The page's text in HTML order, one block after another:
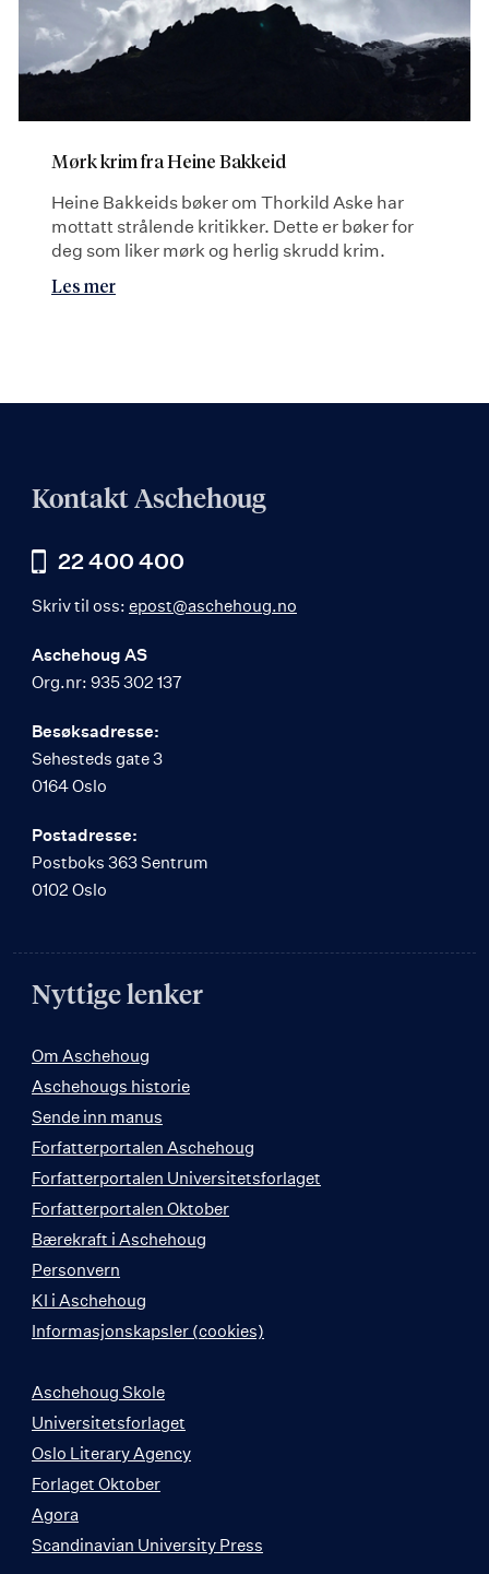
Mørk krim fra Heine Bakkeid
Heine Bakkeids bøker om Thorkild Aske har
mottatt strålende kritikker. Dette er bøker for
deg som liker mørk og herlig skrudd krim.
Les mer
Kontakt Aschehoug
22 400 400
Skriv til oss: epost@aschehoug.no
Aschehoug AS
Org.nr: 935 302 137
Besøksadresse:
Sehesteds gate 3
0164 Oslo
Postadresse:
Postboks 363 Sentrum
0102 Oslo
Nyttige lenker
Om Aschehoug
Aschehougs historie
Sende inn manus
Forfatterportalen Aschehoug
Forfatterportalen Universitetsforlaget
Forfatterportalen Oktober
Bærekraft i Aschehoug
Personvern
KI i Aschehoug
Informasjonskapsler (cookies)
Aschehoug Skole
Universitetsforlaget
Oslo Literary Agency
Forlaget Oktober
Agora
Scandinavian University Press